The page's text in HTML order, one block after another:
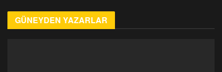
GÜNEYDEN YAZARLAR